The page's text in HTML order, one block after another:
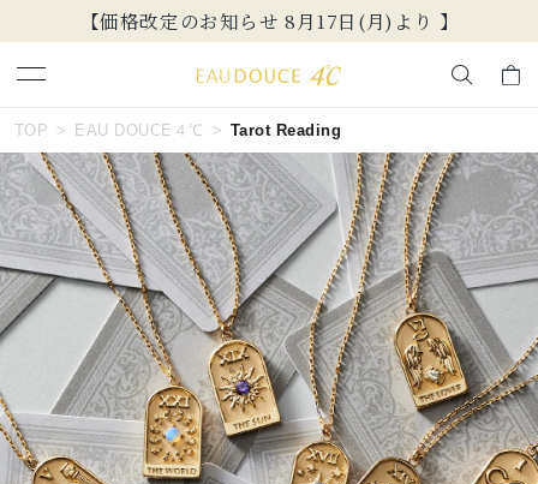
格改定のお知らせ 8月17日(月)より 】
キーワードで検索する
人気検索キーワード
#summer #ペア #ダイヤモンド ネックレス
#エタニティ #くまのプーさん
ブランド EAU DOUCE４℃
TOP EAU DOUCE４℃ Tarot Reading